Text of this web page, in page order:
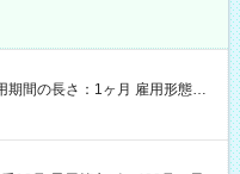
期間の長さ：1ヶ月 雇用形態、